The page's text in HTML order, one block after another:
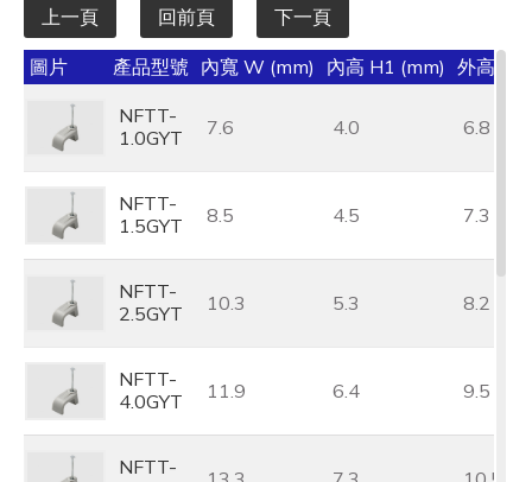
上一頁 回前頁 下一頁
圖片 產品型號 內寬 W (mm) 內高 H1 (mm) 外高 H
NFTT-
1.0GYT
7.6 4.0 6.8
NFTT-
1.5GYT
8.5 4.5 7.3
NFTT-
2.5GYT
10.3 5.3 8.2
NFTT-
4.0GYT
11.9 6.4 9.5
NFTT-